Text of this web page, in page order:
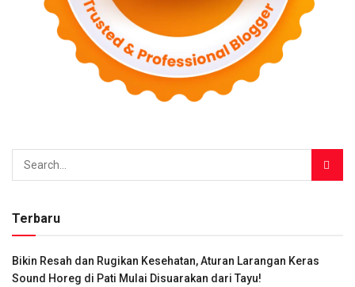
Terbaru
Bikin Resah dan Rugikan Kesehatan, Aturan Larangan Keras
Sound Horeg di Pati Mulai Disuarakan dari Tayu!